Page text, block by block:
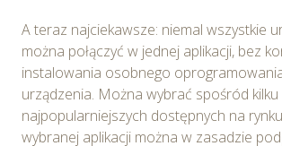
A teraz najciekawsze: niemal wszystkie
można połączyć w jednej aplikacji, bez
instalowania osobnego
urządzenia. Można wybrać spośród kilku
najpopularniejszych dostępnych na
wybranej aplikacji można w zasadzie